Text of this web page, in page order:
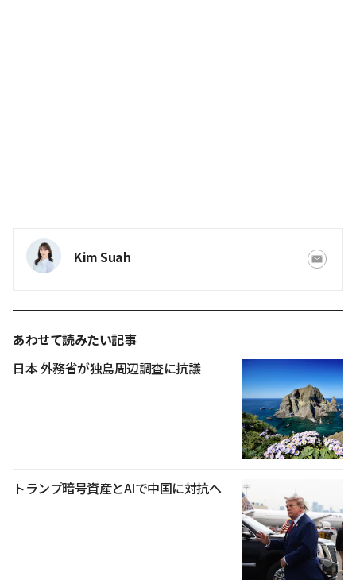
Kim Suah
あわせて読みたい記事
日本 外務省が独島周辺調査に抗議
トランプ暗号資産とAIで中国に対抗へ